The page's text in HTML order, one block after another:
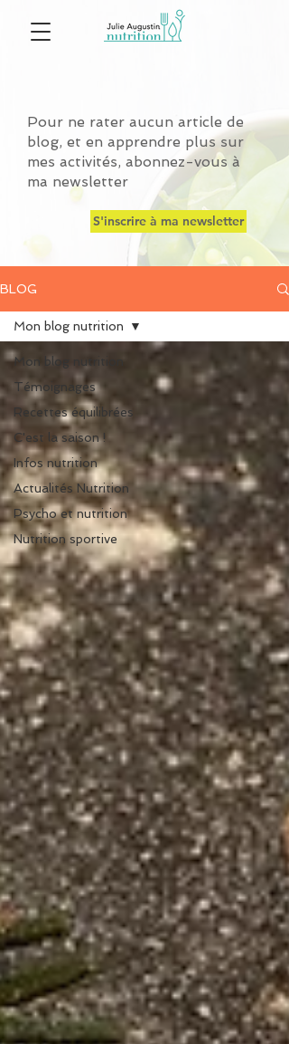
Pour ne rater aucun article de
blog, et en apprendre plus sur
mes activités, abonnez-vous à
ma newsletter
S'inscrire à ma newsletter
BLOG
Mon blog nutrition
Témoignages
Recettes équilibrées
C'est la saison !
Infos nutrition
Actualités Nutrition
Psycho et nutrition
Nutrition sportive
Mon blog nutrition